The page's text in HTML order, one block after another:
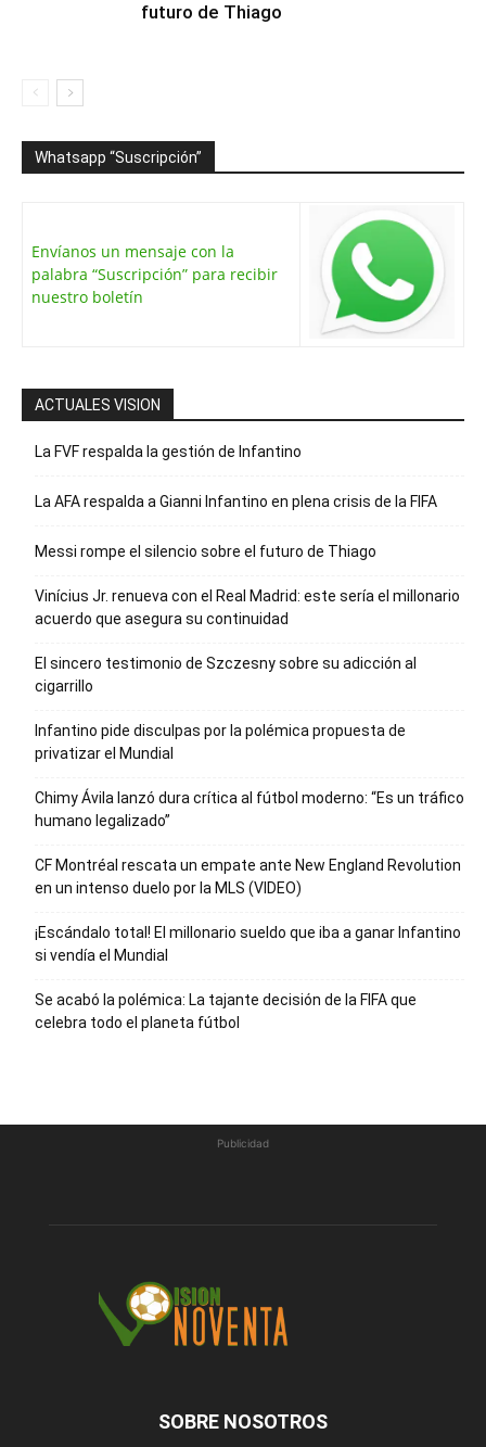
futuro de Thiago
Whatsapp “Suscripción”
Envíanos un mensaje con la
palabra “Suscripción” para recibir
nuestro boletín
ACTUALES VISION
La FVF respalda la gestión de Infantino
La AFA respalda a Gianni Infantino en plena crisis de la FIFA
Messi rompe el silencio sobre el futuro de Thiago
Vinícius Jr. renueva con el Real Madrid: este sería el millonario
acuerdo que asegura su continuidad
El sincero testimonio de Szczesny sobre su adicción al
cigarrillo
Infantino pide disculpas por la polémica propuesta de
privatizar el Mundial
Chimy Ávila lanzó dura crítica al fútbol moderno: “Es un tráfico
humano legalizado”
CF Montréal rescata un empate ante New England Revolution
en un intenso duelo por la MLS (VIDEO)
¡Escándalo total! El millonario sueldo que iba a ganar Infantino
si vendía el Mundial
Se acabó la polémica: La tajante decisión de la FIFA que
celebra todo el planeta fútbol
Publicidad
SOBRE NOSOTROS